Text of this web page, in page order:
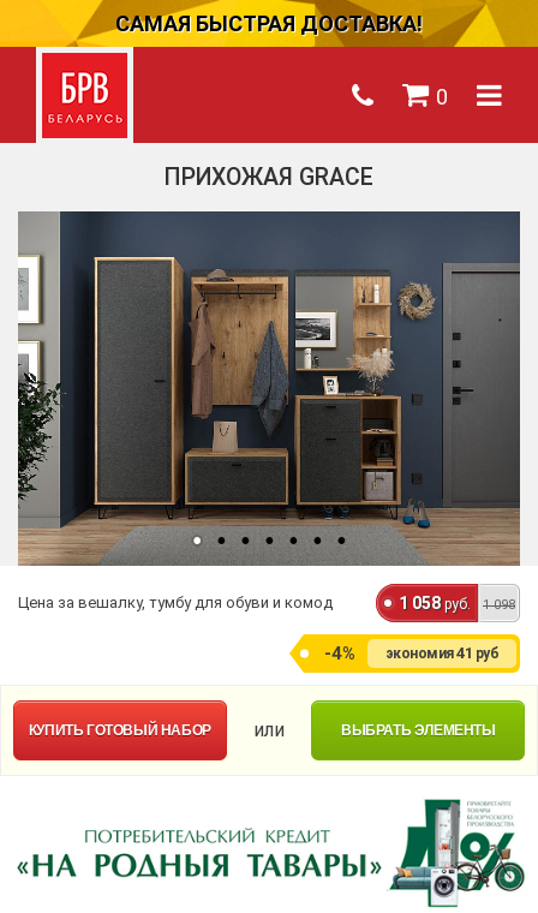
САМАЯ БЫСТРАЯ ДОСТАВКА!
0
ПРИХОЖАЯ GRACE
Цена за вешалку, тумбу для обуви и комод 1 058 руб. 1 098
-4% экономия41 руб
КУПИТЬ ГОТОВЫЙ НАБОР или ВЫБРАТЬ ЭЛЕМЕНТЫ